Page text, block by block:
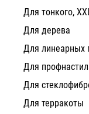
Для тонкого,
Для дерева
Для линеарных
Для
Для
Для терракоты